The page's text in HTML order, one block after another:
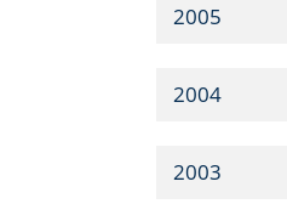
2005
2004
2003